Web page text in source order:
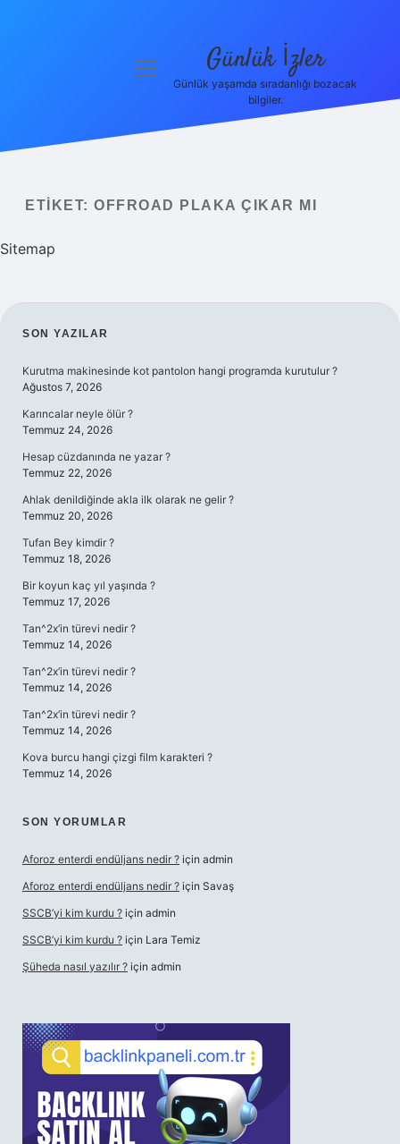
menüyü
Günlük İzler
Günlük yaşamda sıradanlığı bozacak
bilgiler.
ETIKET: OFFROAD PLAKA ÇIKAR MI
Sitemap
SIDEBAR
SON YAZILAR
Kurutma makinesinde kot pantolon hangi programda kurutulur ?
Ağustos 7, 2026
Karıncalar neyle ölür ?
Temmuz 24, 2026
Hesap cüzdanında ne yazar ?
Temmuz 22, 2026
Ahlak denildiğinde akla ilk olarak ne gelir ?
Temmuz 20, 2026
Tufan Bey kimdir ?
Temmuz 18, 2026
Bir koyun kaç yıl yaşında ?
Temmuz 17, 2026
Tan^2x’in türevi nedir ?
Temmuz 14, 2026
Tan^2x’in türevi nedir ?
Temmuz 14, 2026
Tan^2x’in türevi nedir ?
Temmuz 14, 2026
Kova burcu hangi çizgi film karakteri ?
Temmuz 14, 2026
SON YORUMLAR
Aforoz enterdi endüljans nedir ? için admin
Aforoz enterdi endüljans nedir ? için Savaş
SSCB’yi kim kurdu ? için admin
SSCB’yi kim kurdu ? için Lara Temiz
Şüheda nasıl yazılır ? için admin